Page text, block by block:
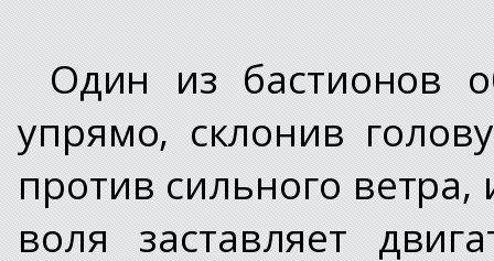
Один из бастионов
упрямо, склонив
против сильного ветра,
воля заставляет